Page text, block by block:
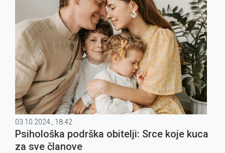
03.10.2024., 18:42
Psihološka podrška obitelji: Srce koje kuca
za sve članove